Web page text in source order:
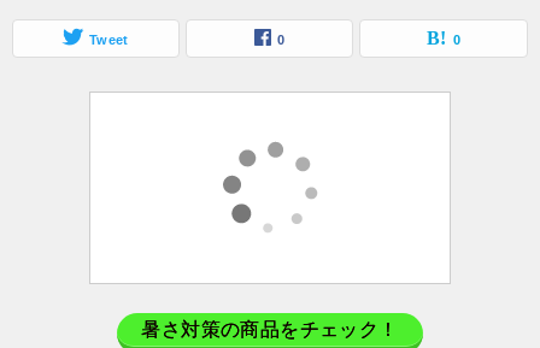
Tweet 0 0
暑さ対策の商品をチェック！